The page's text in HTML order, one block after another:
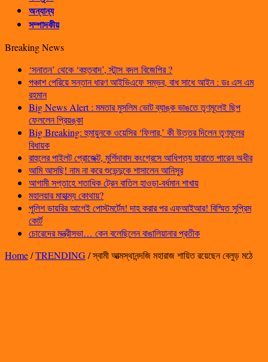
অন্যান্য
সম্পাদকীয়
Breaking News
‘সনাতন’ থেকে ‘বহুতবাদ’, স্টান্স বদল বিজেপির ?
পঞ্চাশ পেরিয়ে সন্তান ধারণ আইভিএফে সম্ভব, বাধ সাধে আইন : ডঃ এস এম
রহমান
Big News Alert : মমতার মুসলিম ভোট ব্যাঙ্ক ভাঙতে তৃণমূলেই ছিপ
ফেললেন প্রিয়ঙ্কা
Big Breaking: হুমায়ুনকে ওয়েসির ‘ফিলার,’ কী উত্তর দিলেন তৃণমূলের
বিধায়ক
রাহুলের পাইলট প্রোজেক্ট, মুর্শিদাবাদ কংগ্রেসে আধিপত্য হারাতে পারেন অধীর
আমি আসছি! নাম না করে শুভেন্দুকে শাসালেন আনিসুর
আগামী সপ্তাহে শতাধিক ট্রেন বাতিল হাওড়া-বর্ধমান শাখায়
মহালয়ার মাহাত্ম্য কোথায়?
পুলিশ ডায়রির আগেই পোস্টমর্টেম! দাহ করার পর এফআইআর! বিস্মিত সুপ্রিম
কোর্ট
চোরেদের মন্ত্রীসভা… কেন বলেছিলেন বাঙালিয়ানার প্রতীক
Home/TRENDING/স্বামী আত্মস্থানন্দজি মহারাজ শায়িত রয়েছেন বেলুড় মঠে